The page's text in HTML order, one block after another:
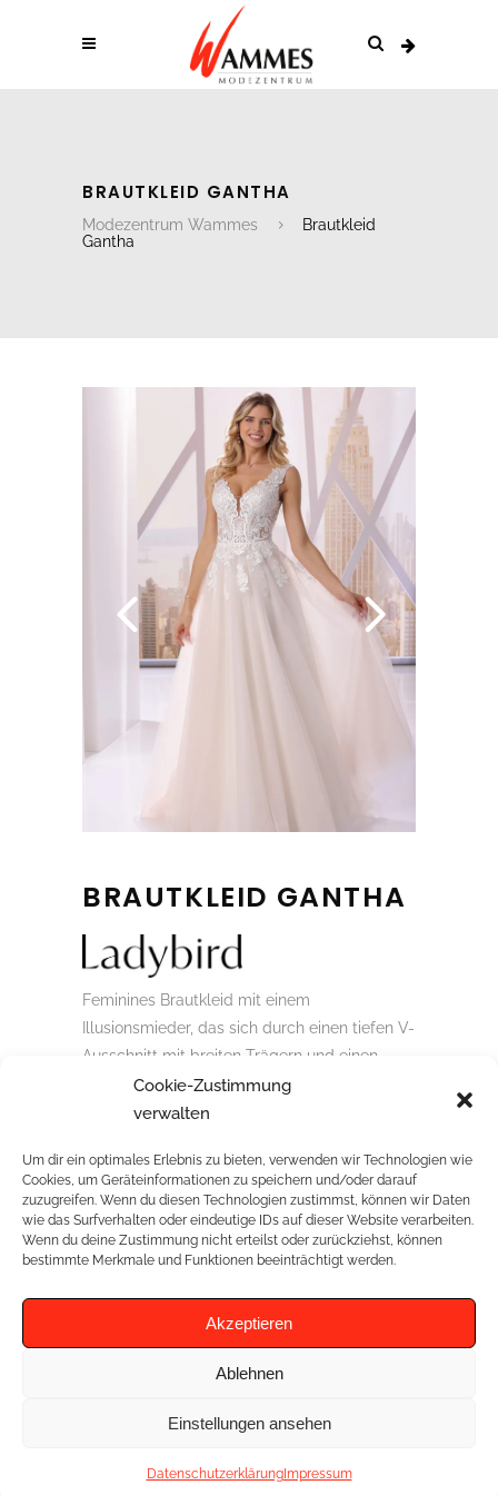
Cookie-Zustimmung
verwalten
Um dir ein optimales Erlebnis zu bieten, verwenden wir Technologien wie
Cookies, um Geräteinformationen zu speichern und/oder darauf
zuzugreifen. Wenn du diesen Technologien zustimmst, können wir Daten
wie das Surfverhalten oder eindeutige IDs auf dieser Website verarbeiten.
Wenn du deine Zustimmung nicht erteilst oder zurückziehst, können
bestimmte Merkmale und Funktionen beeinträchtigt werden.
Akzeptieren
Ablehnen
Einstellungen ansehen
DatenschutzerklärungImpressum
BRAUTKLEID GANTHA
Modezentrum Wammes
Brautkleid
Gantha
BRAUTKLEID GANTHA
Feminines Brautkleid mit einem
Illusionsmieder, das sich durch einen tiefen V-
Ausschnitt mit breiten Trägern und einen
Rücken mit Tattoo-Effekt auszeichnet. Mit
Spitzenapplikationen am oberen Ende des
RELATED PROJECTS